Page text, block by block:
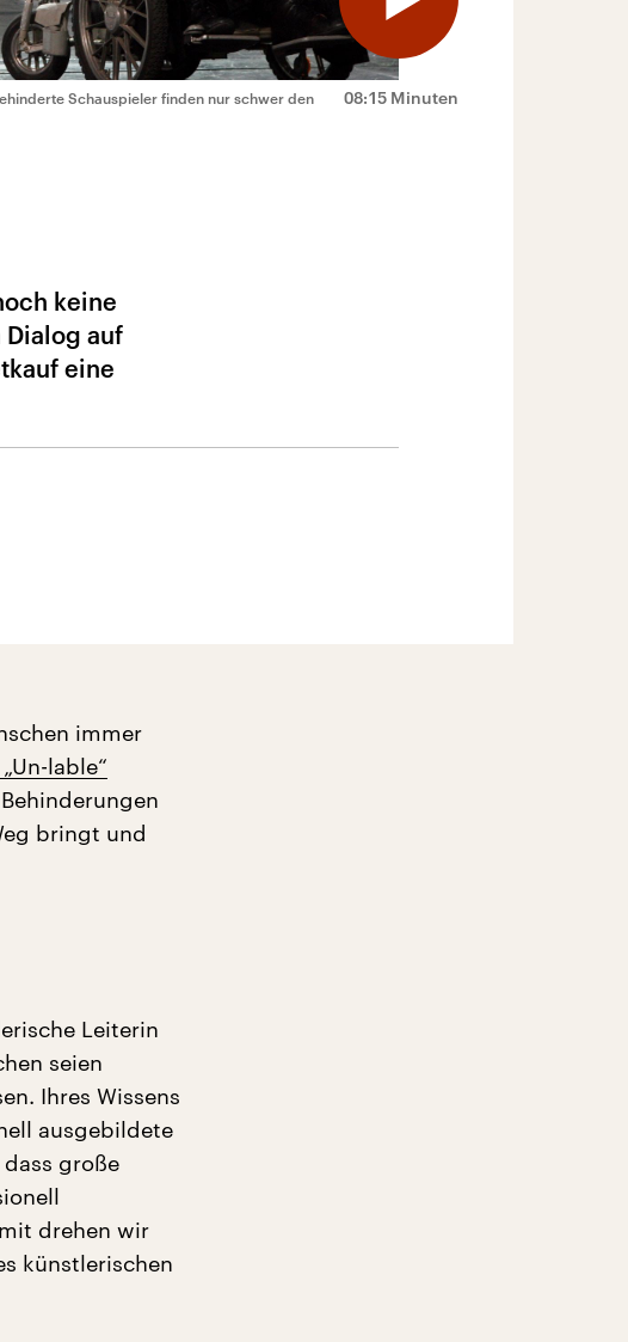
08:15 Minuten
Schauspieler finden nur schwer den
keine
Dialog auf
eine
immer
lable“
bringt und
Leiterin
seien
Ihres Wissens
ausgebildete
große
drehen wir
künstlerischen